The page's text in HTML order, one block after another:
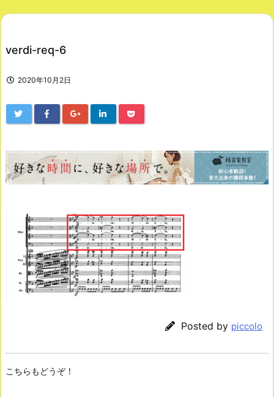
verdi-req-6
2020年10月2日
Posted by piccolo
こちらもどうぞ！